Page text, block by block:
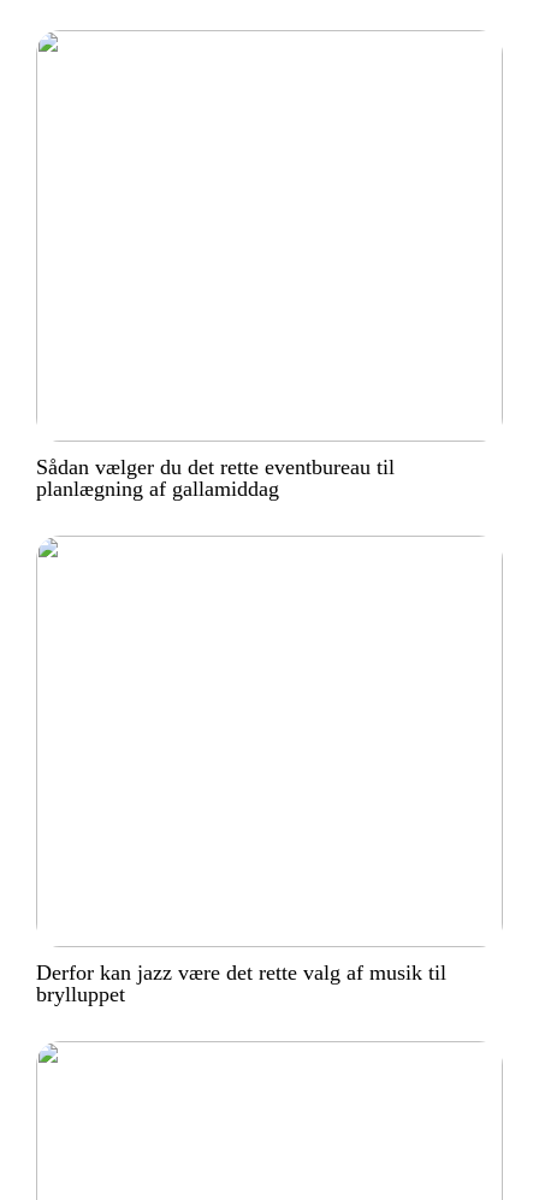
Sådan vælger du det rette eventbureau til
planlægning af gallamiddag
Derfor kan jazz være det rette valg af musik til
brylluppet